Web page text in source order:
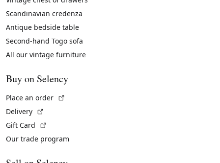
Scandinavian credenza
Antique bedside table
Second-hand Togo sofa
All our vintage furniture
Buy on Selency
Place an order
Delivery
Gift Card
Our trade program